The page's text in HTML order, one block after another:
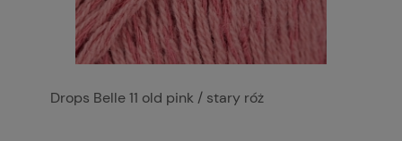
Drops Belle 11 old pink / stary róż